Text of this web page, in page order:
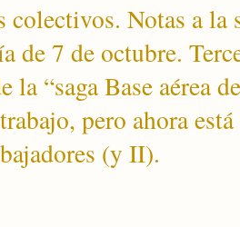
colectivos. Notas a la
de 7 de octubre.
la “saga Base aérea
pero ahora
(y II).